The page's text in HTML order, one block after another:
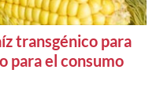
transgénico para
para el consumo